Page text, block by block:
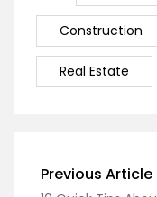
Construction
Real Estate
Previous Article